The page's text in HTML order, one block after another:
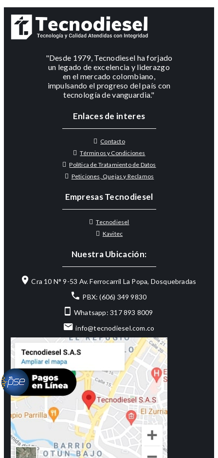
"Desde 1979, Tecnodiesel ha forjado
un legado de excelencia y liderazgo
en el mercado colombiano,
impulsando el progreso del país con
tecnología de vanguardia."
Enlaces de interes
Contacto
Términos y Condiciones
Política de Tratamiento de Datos
Peticiones, Quejas y Reclamos
Empresas Tecnodiesel
Tecnodiesel
Kavitec
Nuestra Ubicación:
Cra 10 N° 9-53 Av. Ferrocarril La Popa, Dosquebradas
PBX: (606) 349 9830
Whatsapp: 317 893 8009
info@tecnodiesel.com.co